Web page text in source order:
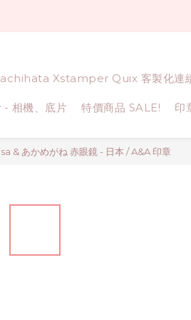
Xstamper Quix 客製化連
相機、底片 特價商品 SALE! 印
& あかめがね 赤眼鏡 - 日本 /A&A 印章